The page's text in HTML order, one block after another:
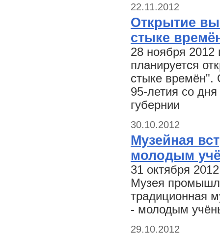
22.11.2012
Открытие
стыке
28 ноября 2012
планируется
стыке времён".
95-летия со
губернии
30.10.2012
Музейная
молодым
31 октября
Музея
традиционная
- молодым
29.10.2012